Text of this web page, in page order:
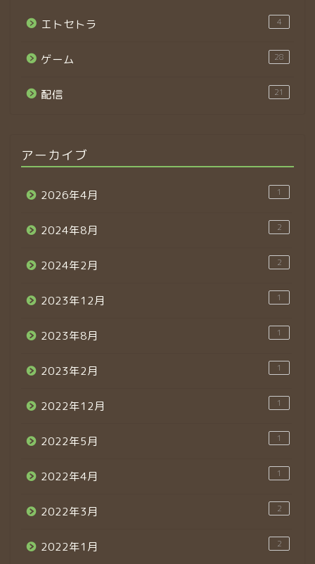
エトセトラ 4
ゲーム 28
配信 21
アーカイブ
2026年4月 1
2024年8月 2
2024年2月 2
2023年12月 1
2023年8月 1
2023年2月 1
2022年12月 1
2022年5月 1
2022年4月 1
2022年3月 2
2022年1月 2